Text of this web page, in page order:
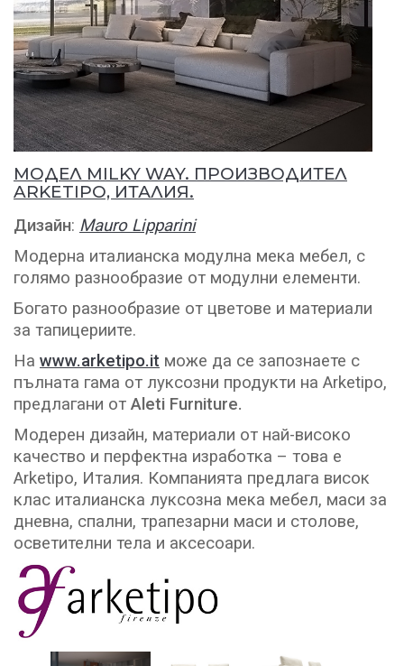
МОДЕЛ MILKY WAY. ПРОИЗВОДИТЕЛ
ARKETIPO, ИТАЛИЯ.
Дизайн: Mauro Lipparini
Модерна италианска модулна мека мебел, с
голямо разнообразие от модулни елементи.
Богато разнообразие от цветове и материали
за тапицериите.
На www.arketipo.it може да се запознаете с
пълната гама от луксозни продукти на Arketipo,
предлагани от Aleti Furniture.
Модерен дизайн, материали от най-високо
качество и перфектна изработка – това е
Arketipo, Италия. Компанията предлага висок
клас италианска луксозна мека мебел, маси за
дневна, спални, трапезарни маси и столове,
осветителни тела и аксесоари.